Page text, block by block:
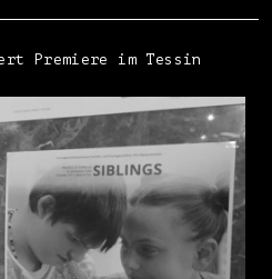
Premiere im Tessin